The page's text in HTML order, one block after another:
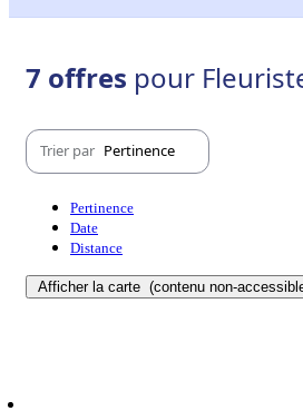
7 offres pour
Trier par Pertinence
Pertinence
Date
Distance
Afficher la carte (contenu non-